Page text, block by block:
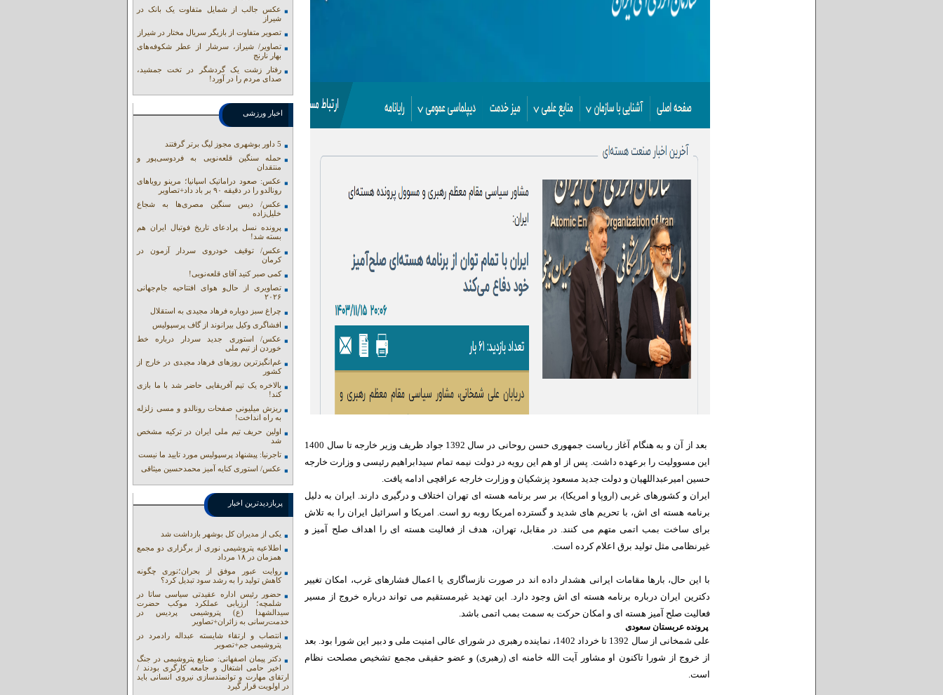
بعد از آن و به هنگام آغاز ریاست جمهوری حسن روحانی در سال 1392 جواد ظریف وزیر خارجه تا سال 1400
این مسوولیت را برعهده داشت. پس از او هم این رویه در دولت نیمه تمام سیدابراهیم رئیسی و وزارت خارجه
حسین امیرعبداللهیان و دولت جدید مسعود پزشکیان و وزارت خارجه عراقچی ادامه یافت.
ایران و کشورهای غربی (اروپا و امریکا)، بر سر برنامه هسته ای تهران اختلاف و درگیری دارند. ایران به دلیل
برنامه هسته ای اش، با تحریم های شدید و گسترده امریکا روبه رو است. امریکا و اسرائیل ایران را به تلاش
برای ساخت بمب اتمی متهم می کنند. در مقابل، تهران، هدف از فعالیت هسته ای را اهداف صلح آمیز و
غیرنظامی مثل تولید برق اعلام کرده است.
با این حال، بارها مقامات ایرانی هشدار داده اند در صورت نازساگاری یا اعمال فشارهای غرب، امکان تغییر
دکترین ایران درباره برنامه هسته ای اش وجود دارد. این تهدید غیرمستقیم می تواند درباره خروج از مسیر
فعالیت صلح آمیز هسته ای و امکان حرکت به سمت بمب اتمی باشد.
پرونده عربستان سعودی
علی شمخانی از سال 1392 تا خرداد 1402، نماینده رهبری در شورای عالی امنیت ملی و دبیر این شورا بود. بعد
از خروج از شورا تاکنون او مشاور آیت الله خامنه ای (رهبری) و عضو حقیقی مجمع تشخیص مصلحت نظام
است.
عکس جالب از شمایل متفاوت یک بانک در
شیراز
تصویر متفاوت از بازیگر سریال مختار در شیراز
تصاویر/ شیراز، سرشار از عطر شکوفه‌های
بهار نارنج
رفتار زشت یک گردشگر در تخت جمشید،
صدای مردم را در آورد!
اخبار ورزشی
5 داور بوشهری مجوز لیگ برتر گرفتند
حمله سنگین قلعه‌نویی به فردوسی‌پور و
منتقدان
عکس: صعود دراماتیک اسپانیا؛ مرینو رویاهای
رونالدو را در دقیقه ۹۰ بر باد داد+تصاویر
عکس/ دیس سنگین مصری‌ها به شجاع
خلیل‌زاده
پرونده نسل پرادعای تاریخ فوتبال ایران هم
بسته شد!
عکس/ توقیف خودروی سردار آزمون در
کرمان
کمی صبر کنید آقای قلعه‌نویی!
تصاویری از حال‌و هوای افتتاحیه جام‌جهانی
۲۰۲۶
چراغ سبز دوباره فرهاد مجیدی به استقلال
افشاگری وکیل بیرانوند از گاف‌ پرسپولیس
عکس/ استوری جدید سردار درباره خط
خوردن از تیم ملی
غم‌انگیزترین روزهای فرهاد مجیدی در خارج از
کشور
بالاخره یک تیم آفریقایی حاضر شد با ما بازی
کند!
ریزش میلیونی صفحات رونالدو و مسی زلزله
به راه انداخت!
اولین حریف تیم ملی ایران در ترکیه مشخص
شد
تاجرنیا: پیشنهاد پرسپولیس مورد تایید ما نیست
عکس/ استوری کنایه آمیز محمدحسین میثاقی
پربازدیدترین اخبار
یکی از مدیران کل بوشهر بازداشت شد
اطلاعیه پتروشیمی نوری از برگزاری دو مجمع
همزمان در ۱۸ مرداد
روایت عبور موفق از بحران؛نوری چگونه
کاهش تولید را به رشد سود تبدیل کرد؟
حضور رئیس اداره عقیدتی سیاسی ساتا در
شلمچه؛ ارزیابی عملکرد موکب حضرت
سیدالشهدا (ع) پتروشیمی پردیس در
خدمت‌رسانی به زائران+تصاویر
انتصاب و ارتقاء شایسته عبداله رادمرد در
پتروشیمی جم+تصویر
دکتر پیمان اصفهانی: صنایع پتروشیمی در جنگ
اخیر حامی اشتغال و جامعه کارگری بودند /
ارتقای مهارت و توانمندسازی نیروی انسانی باید
در اولویت قرار گیرد